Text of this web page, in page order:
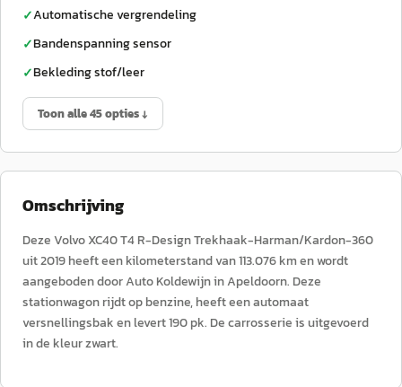
✓Automatische vergrendeling
✓Bandenspanning sensor
✓Bekleding stof/leer
Toon alle 45 opties ↓
Omschrijving
Deze Volvo XC40 T4 R-Design Trekhaak-Harman/Kardon-360
uit 2019 heeft een kilometerstand van 113.076 km en wordt
aangeboden door Auto Koldewijn in Apeldoorn. Deze
stationwagon rijdt op benzine, heeft een automaat
versnellingsbak en levert 190 pk. De carrosserie is uitgevoerd
in de kleur zwart.